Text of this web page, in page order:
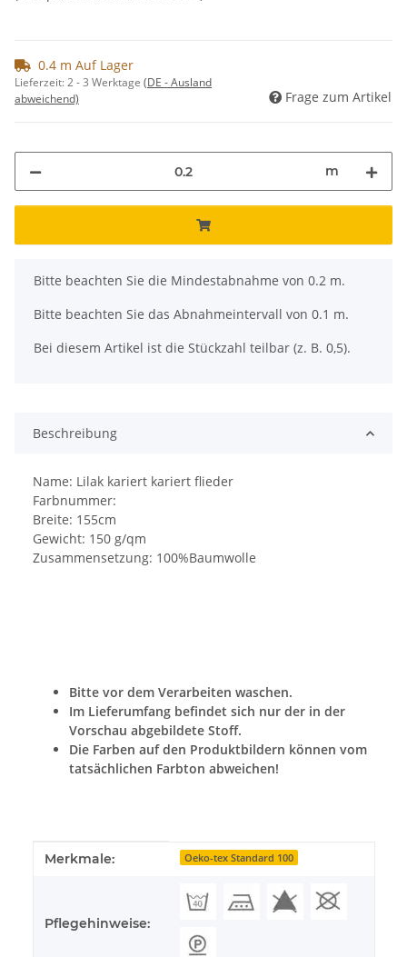
0.4 m Auf Lager
Lieferzeit:2 - 3 Werktage (DE - Ausland
abweichend)
Frage zum Artikel
m
x
Bitte beachten Sie die Mindestabnahme von 0.2 m.
Bitte beachten Sie das Abnahmeintervall von 0.1 m.
Bei diesem Artikel ist die Stückzahl teilbar (z. B. 0,5).
Beschreibung
Name: Lilak kariert kariert flieder
Farbnummer:
Breite: 155cm
Gewicht: 150 g/qm
Zusammensetzung: 100%Baumwolle
Bitte vor dem Verarbeiten waschen.
Im Lieferumfang befindet sich nur der in der
Vorschau abgebildete Stoff.
Die Farben auf den Produktbildern können vom
tatsächlichen Farbton abweichen!
Produkteigenschaft
Wert
Merkmale: Oeko-tex Standard 100
Pflegehinweise: